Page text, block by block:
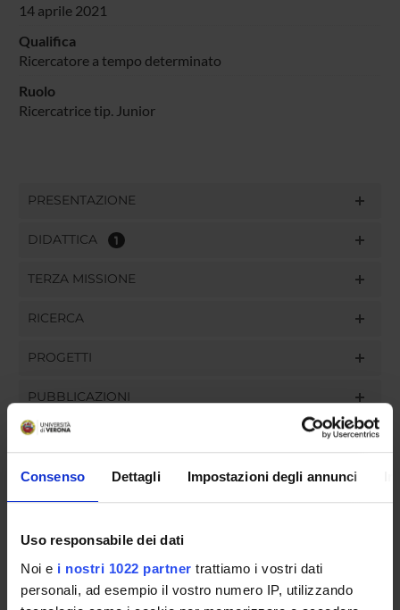
Consenso Dettagli Impostazioni degli annunci
Uso responsabile dei dati
Noi e i nostri 1022 partner trattiamo i vostri dati
personali, ad esempio il vostro numero IP, utilizzando
14 aprile 2021
Qualifica
Ricercatore a tempo determinato
Ruolo
Ricercatrice tip. Junior
PRESENTAZIONE
DIDATTICA 1
TERZA MISSIONE
RICERCA
PROGETTI
PUBBLICAZIONI
INCARICHI
ORGANIZZAZIONE
GOVERNANCE